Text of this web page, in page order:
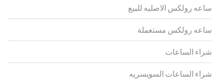
ساعه رولكس الاصليه للبيع
ساعه رولكس مستعملة
شراء الساعات
شراء الساعات السويسريه